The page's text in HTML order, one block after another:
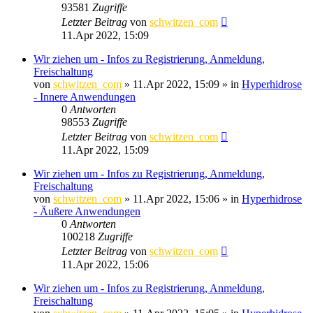
93581 Zugriffe
Letzter Beitrag von schwitzen_com
11.Apr 2022, 15:09
Wir ziehen um - Infos zu Registrierung, Anmeldung,
Freischaltung
von schwitzen_com » 11.Apr 2022, 15:09 » in Hyperhidrose
- Innere Anwendungen
0 Antworten
98553 Zugriffe
Letzter Beitrag von schwitzen_com
11.Apr 2022, 15:09
Wir ziehen um - Infos zu Registrierung, Anmeldung,
Freischaltung
von schwitzen_com » 11.Apr 2022, 15:06 » in Hyperhidrose
- Äußere Anwendungen
0 Antworten
100218 Zugriffe
Letzter Beitrag von schwitzen_com
11.Apr 2022, 15:06
Wir ziehen um - Infos zu Registrierung, Anmeldung,
Freischaltung